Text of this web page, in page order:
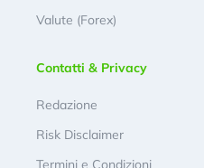
Valute (Forex)
Contatti & Privacy
Redazione
Risk Disclaimer
Termini e Condizioni